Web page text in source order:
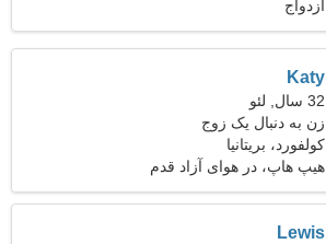
ازدواج
Katy
32 سال, لئو
زن به دنبال یک زوج
کولفورد، بریتانیا
هیپ هاپ، در هوای آزاد قدم
می زند
Lewis